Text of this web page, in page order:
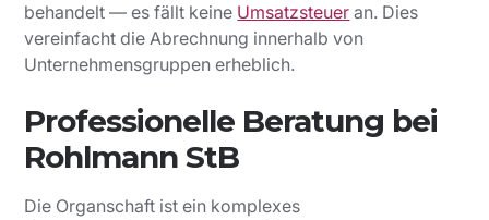
behandelt — es fällt keine Umsatzsteuer an. Dies
vereinfacht die Abrechnung innerhalb von
Unternehmensgruppen erheblich.
Professionelle Beratung bei
Rohlmann StB
Die Organschaft ist ein komplexes